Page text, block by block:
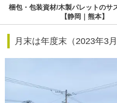
梱包・包装資材/木製パレットのサ
【静岡｜熊本】
月末は年度末（ 2023年3月